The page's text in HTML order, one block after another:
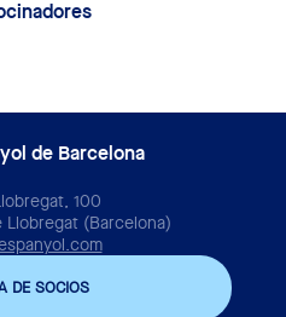
100
(Barcelona)
DE SOCIOS